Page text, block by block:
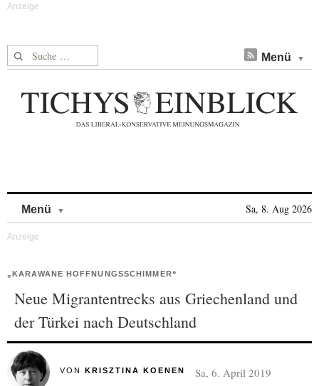
Suche nach: Menü
Menü Sa, 8. Aug 2026
„KARAWANE HOFFNUNGSSCHIMMER“
Neue Migrantentrecks aus Griechenland und
der Türkei nach Deutschland
VON KRISZTINA KOENEN Sa, 6. April 2019